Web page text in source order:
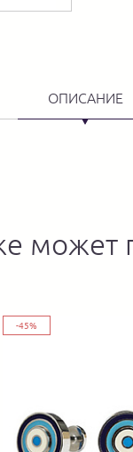
ОПИСАНИЕ
может
-45%